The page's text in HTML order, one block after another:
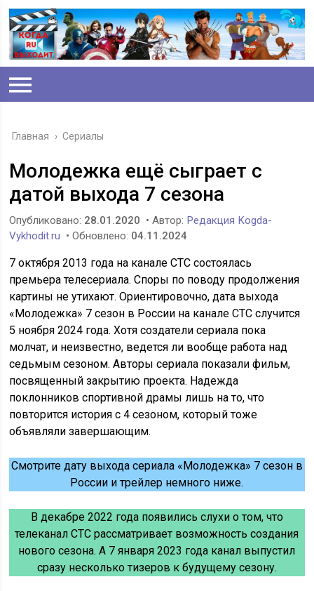
Главная › Сериалы
Молодежка ещё сыграет с
датой выхода 7 сезона
Опубликовано: 28.01.2020 • Автор: Редакция Kogda-
Vykhodit.ru • Обновлено: 04.11.2024
7 октября 2013 года на канале СТС состоялась
премьера телесериала. Споры по поводу продолжения
картины не утихают. Ориентировочно, дата выхода
«Молодежка» 7 сезон в России на канале СТС случится
5 ноября 2024 года. Хотя создатели сериала пока
молчат, и неизвестно, ведется ли вообще работа над
седьмым сезоном. Авторы сериала показали фильм,
посвященный закрытию проекта. Надежда
поклонников спортивной драмы лишь на то, что
повторится история с 4 сезоном, который тоже
объявляли завершающим.
Смотрите дату выхода сериала «Молодежка» 7 сезон в
России и трейлер немного ниже.
В декабре 2022 года появились слухи о том, что
телеканал СТС рассматривает возможность создания
нового сезона. А 7 января 2023 года канал выпустил
сразу несколько тизеров к будущему сезону.